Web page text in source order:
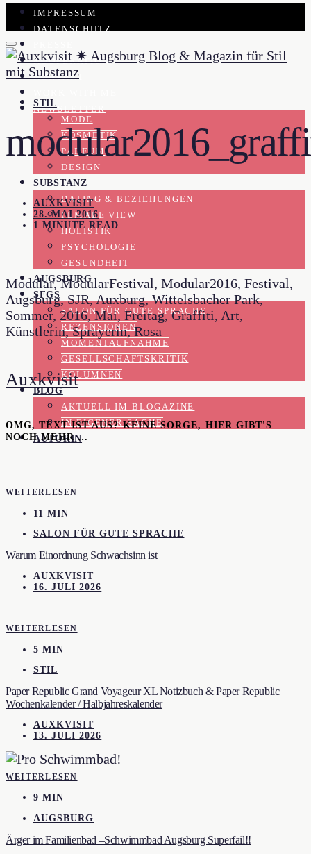
IMPRESSUM
DATENSCHUTZ
KOOPERATION
KONTAKT
NEWSLETTER
STIL
MODE
KOSMETIK
PARFUM
DESIGN
SUBSTANZ
DATING & BEZIEHUNGEN
FEMALE VIEW
HOLISTIK
PSYCHOLOGIE
GESUNDHEIT
AUGSBURG
SFGS
SALON FÜR GUTE SPRACHE
REZENSIONEN
MOMENTAUFNAHME
GESELLSCHAFTSKRITIK
KOLUMNEN
BLOG
AKTUELL IM BLOGAZINE
IN EIGENER SACHE
AUTORIN
AUXKVISIT
28. MAI 2016
1 MINUTE READ
Modular, ModularFestival, Modular2016, Festival,
Augsburg, SJR, Auxburg, Wittelsbacher Park,
Sommer, 2016, Mai, Freitag, Graffiti, Art,
Künstlerin, Sprayerin, Rosa
Auxkvisit
OMG, TEXT IST AUS? KEINE SORGE, HIER GIBT'S
NOCH MEHR …
WEITERLESEN
11 MIN
SALON FÜR GUTE SPRACHE
Warum Einordnung Schwachsinn ist
AUXKVISIT
16. JULI 2026
WEITERLESEN
5 MIN
STIL
Paper Republic Grand Voyageur XL Notizbuch & Paper Republic
Wochenkalender / Halbjahreskalender
AUXKVISIT
13. JULI 2026
WEITERLESEN
9 MIN
AUGSBURG
Ärger im Familienbad –Schwimmbad Augsburg Superfail!!